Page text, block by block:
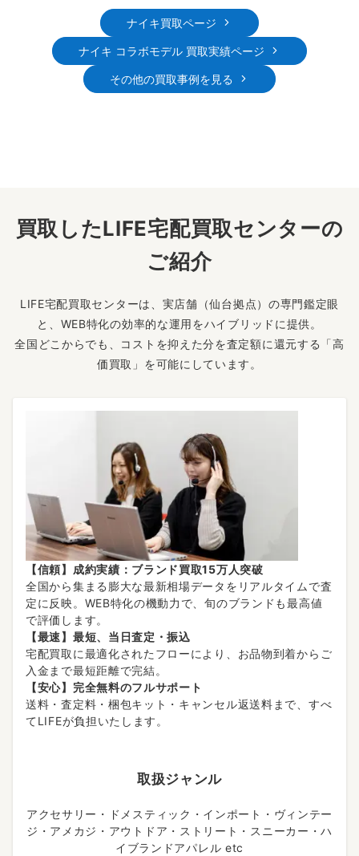
ナイキ買取ページ
ナイキ コラボモデル 買取実績ページ
その他の買取事例を見る
買取したLIFE宅配買取センターの
ご紹介
LIFE宅配買取センターは、実店舗（仙台拠点）の専門鑑定眼
と、WEB特化の効率的な運用をハイブリッドに提供。
全国どこからでも、コストを抑えた分を査定額に還元する「高
価買取」を可能にしています。
【信頼】成約実績：ブランド買取15万人突破
全国から集まる膨大な最新相場データをリアルタイムで査
定に反映。WEB特化の機動力で、旬のブランドも最高値
で評価します。
【最速】最短、当日査定・振込
宅配買取に最適化されたフローにより、お品物到着からご
入金まで最短距離で完結。
【安心】完全無料のフルサポート
送料・査定料・梱包キット・キャンセル返送料まで、すべ
てLIFEが負担いたします。
取扱ジャンル
アクセサリー・ドメスティック・インポート・ヴィンテー
ジ・アメカジ・アウトドア・ストリート・スニーカー・ハ
イブランドアパレル etc